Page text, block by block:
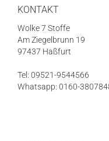
KONTAKT
Wolke 7 Stoffe
Am Ziegelbrunn 19
97437 Haßfurt
Tel: 09521-9544566
Whatsapp: 0160-